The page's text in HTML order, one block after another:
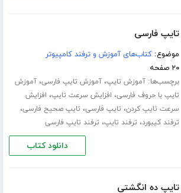
فارسی
موضوع:کتاب‌های آموزش و ترفند کامپیوتر
۲۰ صفحه
برچسب‌ها:آموزش تایپ،آموزش تایپ فارسی،آموزش
تایپ با حروف فارسی، افزایش سرعت تایپ، افزایش
سرعت تایپ کردن، تایپ فارسی، تایپ صحیح فارسی،
ترفند کیبورد، ترفند تایپ، ترفند تایپ فارسی
دانلود کتاب
ده انگشتی